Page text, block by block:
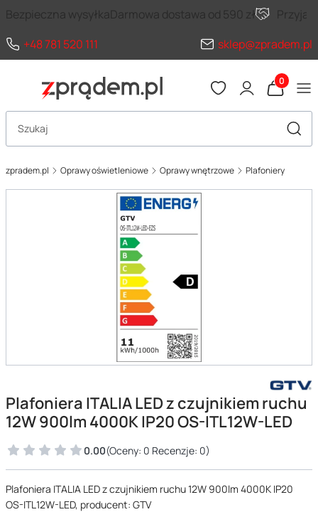
Bezpieczna wysyłkaDarmowa dostawa od 590 zł
+48 781 520 111
sklep@zpradem.pl
Produkty
Otwórz wyszukiwarkę
zpradem.pl Oprawy oświetleniowe Oprawy wnętrzowe Plafoniery
Plafoniera ITALIA LED z czujnikiem ruchu
12W 900lm 4000K IP20 OS-ITL12W-LED
0.00(Oceny: 0 Recenzje: 0)
Plafoniera ITALIA LED z czujnikiem ruchu 12W 900lm 4000K IP20
OS-ITL12W-LED, producent: GTV